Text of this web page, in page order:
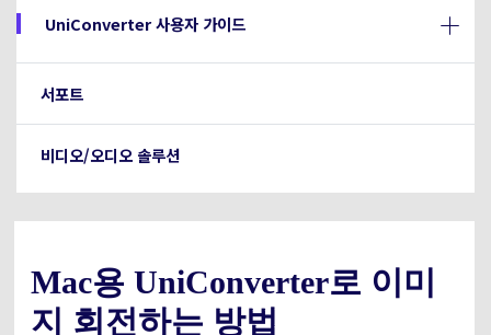
DVD / CD 사용자
카메라 사용자
더 많은 솔루션 알아보기
지원되는 형식, 장치 및 GPU의 전체 목록.
새로운 정보
UniConverter 사용자 가이드
서포트
비디오/오디오 솔루션
Mac용 UniConverter로 이미
지 회전하는 방법